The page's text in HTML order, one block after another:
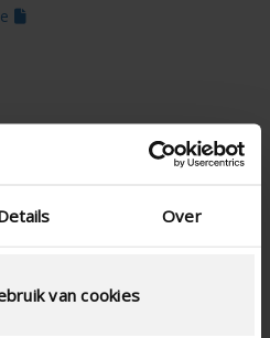
Over
van cookies